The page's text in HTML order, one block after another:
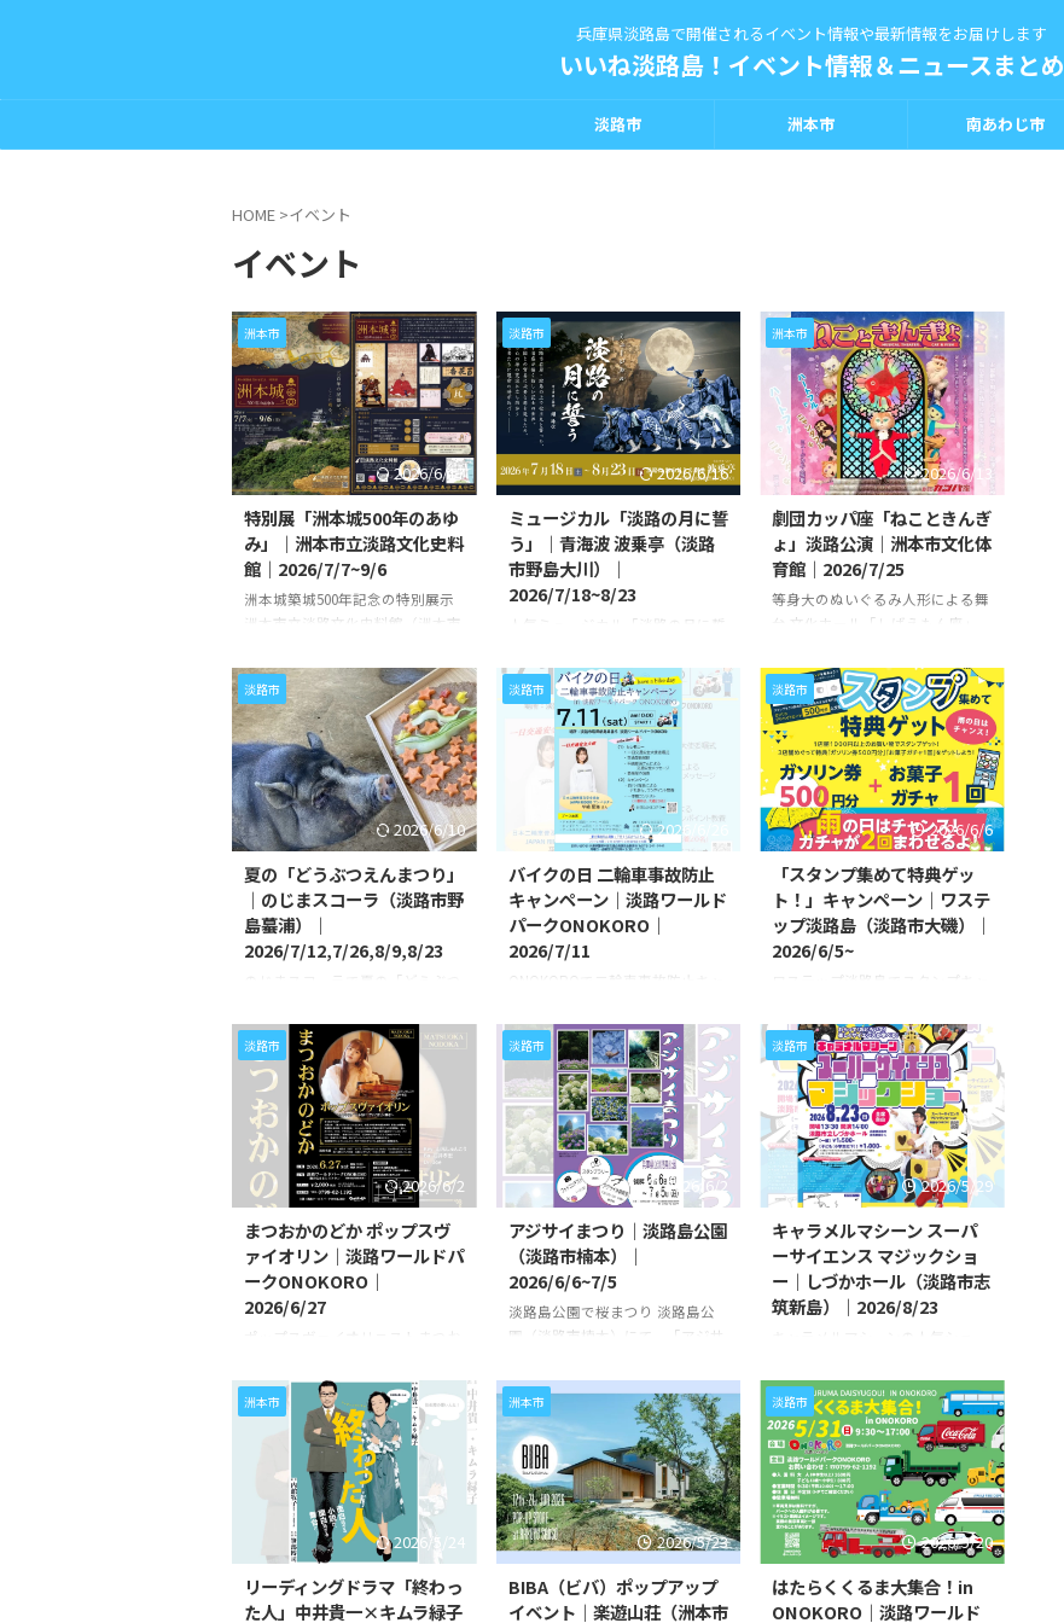
兵庫県淡路島で開催されるイベント情報や最新情報をお届けします
いいね淡路島！イベント情報＆ニュースまとめ
淡路市 洲本市 南あわじ市
HOME >イベント
イベント
洲本市
2026/6/17
特別展「洲本城500年のあゆ
み」｜洲本市立淡路文化史料
館｜2026/7/7~9/6
洲本城築城500年記念の特別展示
洲本市立淡路文化史料館（洲本市
念特別展「洲本城500年のあゆ
み」が、2026/7/7（火）から
9/6（日）まで開催されます。 洲
本城の歴史や歴代城主にまつわる
貴重な資料が展示される特別な企
画です。 洲本城の歴代城主の肖像
画や大河ドラマ「豊臣兄弟」の主
人公でもある豊臣秀長の書状、脇
坂家に代々伝わる武具のひとつ
「黒塗烏帽子形兜」、淡路国の田
畑の情報がまとめられた「淡路国
指出寄帳」など、洲本城の500年
の歩みを感じられる資料が展示さ
淡路市
2026/6/16
ミュージカル「淡路の月に誓
う」｜青海波 波乗亭（淡路
市野島大川）｜
2026/7/18~8/23
人気ミュージカル「淡路の月に誓
「波乗亭」（淡路市野島大川）に
て、ミュージカル「淡路の月に誓
う」が、2026/7/18（土）～
8/23（日）に上演されます。 「淡
路の月に誓う」は、これまでに2
度公演が行われ、多くの来場者か
ら好評を集めた作品です。今回は
約3年ぶりの再演となります。 作
品は、淡路島の岩屋・絵島に伝わ
る「松王丸伝説」を題材にしたオ
リジナルミュージカル。平清盛の
時代を背景に、過酷な運命に向き
合う若者たちの絆や誓いが描かれ
洲本市
2026/6/13
劇団カッパ座「ねこときんぎ
ょ」淡路公演｜洲本市文化体
育館｜2026/7/25
等身大のぬいぐるみ人形による舞
台 文化ホール「しばえもん座」
にて、劇団カッパ座「ねこときん
ぎょ」淡路公演が、
2026/7/25（土）に開催されま
す。 劇団カッパ座は、等身大のぬ
いぐるみ人形による舞台で人気の
人形劇団です。 今回の公演は2部
構成になっていて、第1部の「歌
ってあそぼ！」では、お姉さんと
一緒に元気よく手遊びや歌を楽し
めます。 そして第2部は、ミュー
ジカル人形劇「ねこときんぎょ」
です。お屋敷に住む猫のディラン
が、友達から預かった金魚のティ
淡路市
2026/6/10
夏の「どうぶつえんまつり」
｜のじまスコーラ（淡路市野
島蟇浦）｜
2026/7/12,7/26,8/9,8/23
のじまスコーラで夏の「どうぶつ
（淡路市野島蟇浦）にて、夏の
「どうぶつえんまつり」が、
2026/7/12（日）、7/26（日）、
8/9（日）、8/23（日）に開催さ
れます。 七夕や自由研究、アルパ
カアートなど、親子で楽しめる企
画が盛りだくさんです。 7月12日
の「七夕DAY」では、動物たちへ
オリジナルちらし寿司や笹をプレ
ゼントするイベントを実施。織姫
と彦星に変身したモルモットとの
写真撮影や、願い事を書ける短冊
コーナーも登場します。 7月26日
淡路市
2026/6/26
バイクの日 二輪車事故防止
キャンペーン｜淡路ワールド
パークONOKORO｜
2026/7/11
ONOKOROで二輪車事故防止キャ
ONOKORO（淡路市塩田新島）に
て、「バイクの日 二輪車事故防止
キャンペーン in 淡路ワールドパ
ークONOKORO」が、
2026/7/11（土）に開催されま
す。 夏の交通事故防止運動にあわ
せて、二輪車の交通事故防止や交
通ルールの大切さについて楽しく
学ぶことができます。 当日は、日
本二輪車普及安全協会「JAPAN
RIDERS」アンバサダーで、一日
交通安全大使を務める平嶋夏海さ
んが登場。交通安全メッセージの
淡路市
2026/6/6
「スタンプ集めて特典ゲッ
ト！」キャンペーン｜ワステ
ップ淡路島（淡路市大磯）｜
2026/6/5~
ワステップ淡路島でスタンプキャ
市大磯）にて、「スタンプ集めて
特典ゲット！」キャンペーンが、
2026/6/5（金）から開催されてい
ます。 期間中、ワステップ淡路島
内の対象店舗で1店舗につき税込
1,000円以上のお買い物をする
と、スタンプを1つもらうことが
できます。 スタンプを3店舗分集
めると、特典として小森石油で利
用できるガソリン券500円分と、
お菓子ガチャ1回をプレゼント。
さらに梅雨の時期にうれしい雨の
日特典も用意されています。雨の
淡路市
2026/6/2
まつおかのどか ポップスヴ
ァイオリン｜淡路ワールドパ
ークONOKORO｜
2026/6/27
ポップスヴァイオリニストまつお
ークONOKORO（淡路市塩田新
島）にて、「ポップスヴァイオリ
ン～クラシック”じゃない”ヴァイ
オリン弾き～」が、
2026/6/27（土）に開催されま
す。 ジャンルにとらわれず、ポッ
プス、ロック、アイリッシュ、ジ
ャズなど、独自の音色でソロ活動
を行うポップスヴァイオリニスト
「まつおかのどか」さんによるラ
淡路市
2026/6/2
アジサイまつり｜淡路島公園
（淡路市楠本）｜
2026/6/6~7/5
淡路島公園で桜まつり 淡路島公
園（淡路市楠本）にて、「アジサ
ら7/5（日）に開催されます。 淡
路島公園内には約40種類9000株の
アジサイがあり、6月上旬より
徐々に咲き始めています。 期間中
には、オリジナル缶バッジがもら
えるスタンプラリーも実施されま
す。 アジサイまつり終了後の
7/12（日）には、アジサイ体験教
室も開催されます。 スタンプラリ
ー スタンプラリーポイントは3ヶ
淡路市
2026/5/29
キャラメルマシーン スーパ
ーサイエンス マジックショ
ー｜しづかホール（淡路市志
筑新島）｜2026/8/23
キャラメルマシーンの人気ショー
市志筑新島）にて、「キャラメル
マシーン スーパーサイエンス マ
ジックショー」が、
2026/8/23（日）に開催されま
す。 テレビやイベントで活躍する
パフォーマンスユニット「キャラ
メルマシーン」による、笑いと科
学を組み合わせた大人気ステージ
です。 ショーでは、不思議なマジ
ックや科学実験を交えながら、楽
洲本市
2026/5/24
リーディングドラマ「終わっ
た人」中井貴一×キムラ緑子
洲本市
2026/5/23
BIBA（ビバ）ポップアップ
イベント｜楽遊山荘（洲本市
淡路市
2026/5/20
はたらくくるま大集合！in
ONOKORO｜淡路ワールド